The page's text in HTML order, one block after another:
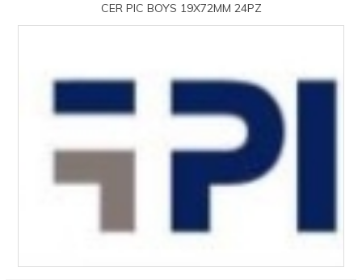
CER PIC BOYS 19X72MM 24PZ